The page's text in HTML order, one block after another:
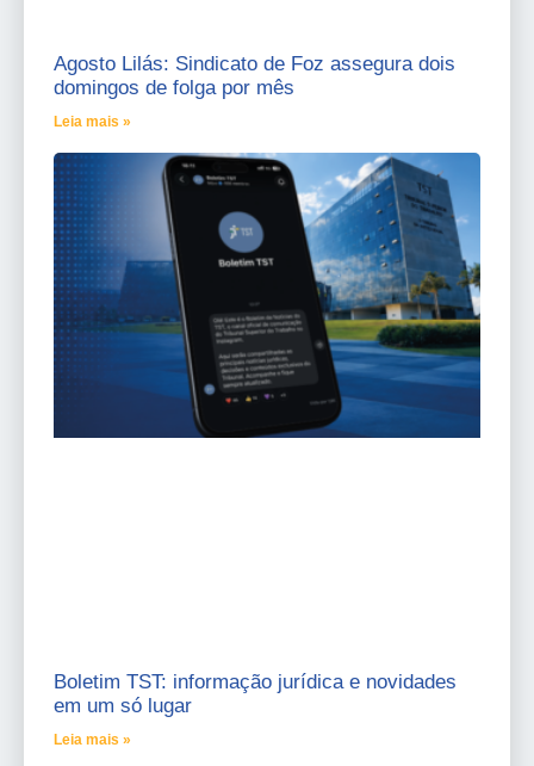
Agosto Lilás: Sindicato de Foz assegura dois
domingos de folga por mês
Leia mais »
Boletim TST: informação jurídica e novidades
em um só lugar
Leia mais »